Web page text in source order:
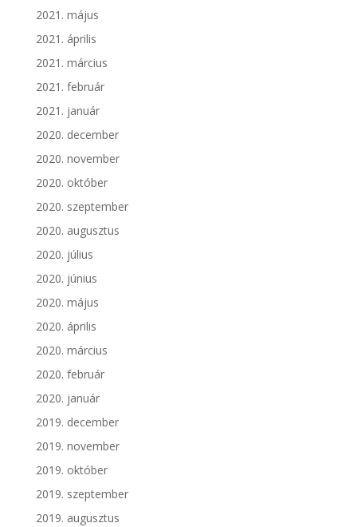
2021. május
2021. április
2021. március
2021. február
2021. január
2020. december
2020. november
2020. október
2020. szeptember
2020. augusztus
2020. július
2020. június
2020. május
2020. április
2020. március
2020. február
2020. január
2019. december
2019. november
2019. október
2019. szeptember
2019. augusztus